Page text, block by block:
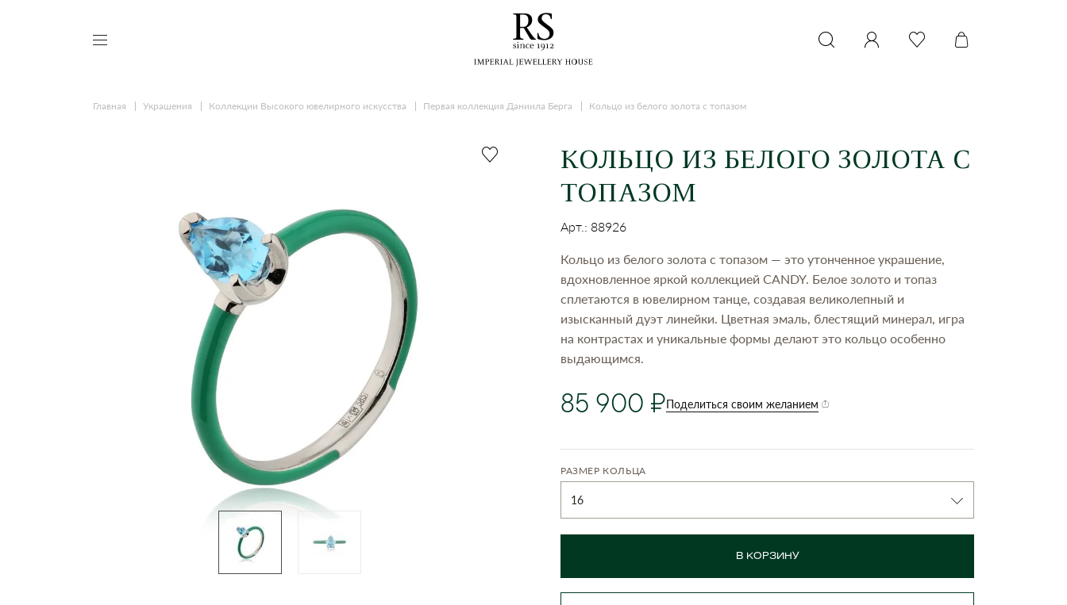
Главная Украшения Коллекции Высокого ювелирного искусства Первая коллекция Даниила Берга Кольцо из белого золота с топазом
КОЛЬЦО ИЗ БЕЛОГО ЗОЛОТА С
ТОПАЗОМ
Арт.: 88926
Кольцо из белого золота с топазом — это утонченное украшение,
вдохновленное яркой коллекцией CANDY. Белое золото и топаз
сплетаются в ювелирном танце, создавая великолепный и
изысканный дуэт линейки. Цветная эмаль, блестящий минерал, игра
на контрастах и уникальные формы делают это кольцо особенно
выдающимся.
85 900 Поделиться своим желанием
РАЗМЕР КОЛЬЦА
16
В КОРЗИНУ